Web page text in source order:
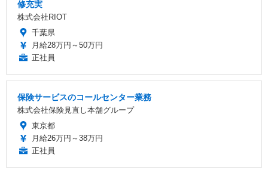
修充実
株式会社RIOT
千葉県
月給28万円～50万円
正社員
保険サービスのコールセンター業務
株式会社保険見直し本舗グループ
東京都
月給26万円～38万円
正社員